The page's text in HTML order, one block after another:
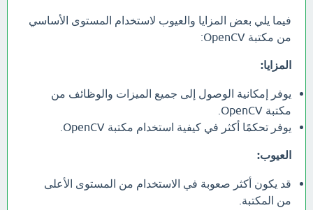
فيما يلي بعض المزايا والعيوب لاستخدام المستوى الأساسي
من مكتبة OpenCV:
المزايا:
يوفر إمكانية الوصول إلى جميع الميزات والوظائف من
مكتبة OpenCV.
يوفر تحكمًا أكثر في كيفية استخدام مكتبة OpenCV.
العيوب:
قد يكون أكثر صعوبة في الاستخدام من المستوى الأعلى
من المكتبة.